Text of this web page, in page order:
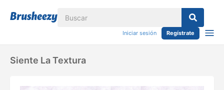
Iniciar sesión Regístrate
Siente La Textura